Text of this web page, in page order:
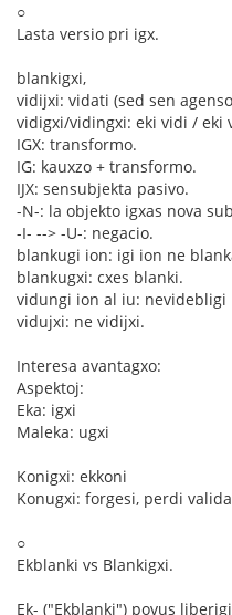
○
Lasta versio pri igx.
blankigxi,
vidijxi: vidati (sed sen
vidigxi/vidingxi: eki vidi / eki
IGX: transformo.
IG: kauxzo + transformo.
IJX: sensubjekta pasivo.
-N-: la objekto igxas nova
-I- --> -U-: negacio.
blankugi ion: igi ion ne
blankugxi: cxes blanki.
vidungi ion al iu: nevidebligi
vidujxi: ne vidijxi.
Interesa avantagxo:
Aspektoj:
Eka: igxi
Maleka: ugxi
Konigxi: ekkoni
Konugxi: forgesi, perdi
○
Ekblanki vs Blankigxi.
Ek- ("Ekblanki") povus